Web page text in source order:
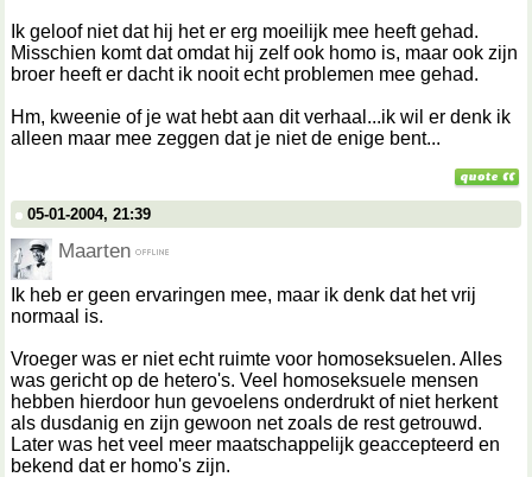
Ik geloof niet dat hij het er erg moeilijk mee heeft gehad.
Misschien komt dat omdat hij zelf ook homo is, maar ook zijn
broer heeft er dacht ik nooit echt problemen mee gehad.
Hm, kweenie of je wat hebt aan dit verhaal...ik wil er denk ik
alleen maar mee zeggen dat je niet de enige bent...
05-01-2004, 21:39
Maarten
Ik heb er geen ervaringen mee, maar ik denk dat het vrij
normaal is.
Vroeger was er niet echt ruimte voor homoseksuelen. Alles
was gericht op de hetero's. Veel homoseksuele mensen
hebben hierdoor hun gevoelens onderdrukt of niet herkent
als dusdanig en zijn gewoon net zoals de rest getrouwd.
Later was het veel meer maatschappelijk geaccepteerd en
bekend dat er homo's zijn.